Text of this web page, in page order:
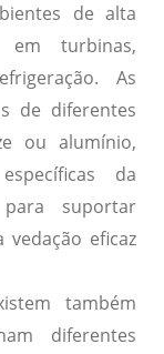
de alta
em turbinas,
As
de diferentes
ou alumínio,
da
suportar
eficaz
também
diferentes